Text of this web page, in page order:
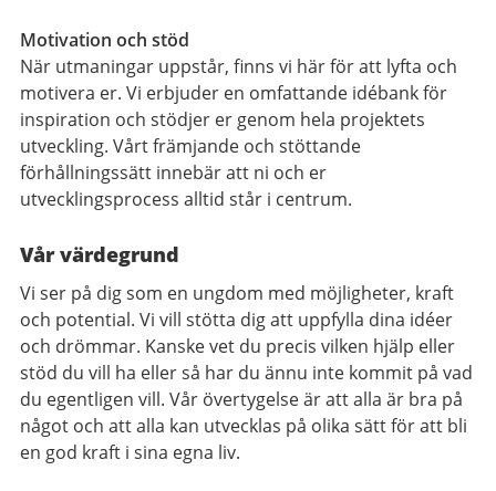
Motivation och stöd
När utmaningar uppstår, finns vi här för att lyfta och
motivera er. Vi erbjuder en omfattande idébank för
inspiration och stödjer er genom hela projektets
utveckling. Vårt främjande och stöttande
förhållningssätt innebär att ni och er
utvecklingsprocess alltid står i centrum.
Vår värdegrund
Vi ser på dig som en ungdom med möjligheter, kraft
och potential. Vi vill stötta dig att uppfylla dina idéer
och drömmar. Kanske vet du precis vilken hjälp eller
stöd du vill ha eller så har du ännu inte kommit på vad
du egentligen vill. Vår övertygelse är att alla är bra på
något och att alla kan utvecklas på olika sätt för att bli
en god kraft i sina egna liv.